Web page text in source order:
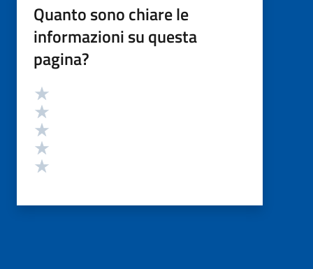
Quanto sono chiare le
informazioni su questa
pagina?
Valutazione